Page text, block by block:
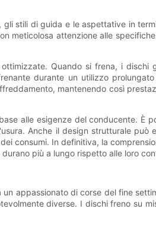
stili di guida e le aspettative in
meticolosa attenzione alle
Quando si frena, i dischi
durante un utilizzo
mantenendo così
alle esigenze del conducente. È
Anche il design strutturale può
consumi. In definitiva, la
più a lungo rispetto alle loro
appassionato di corse del fine
diverse. I dischi freno su